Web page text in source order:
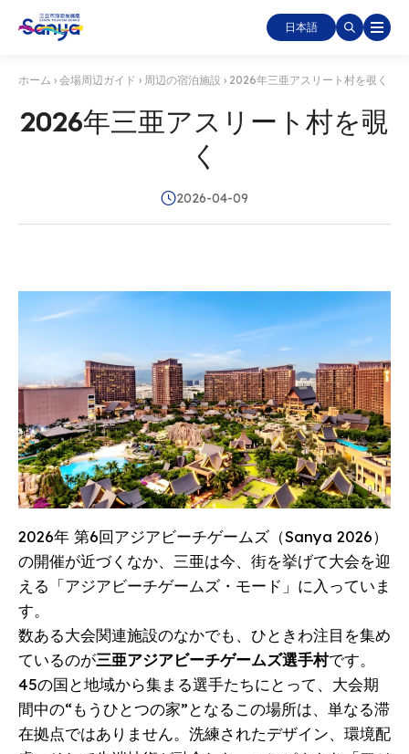
日本語
ホーム › 会場周辺ガイド › 周辺の宿泊施設 › 2026年三亜アスリート村を覗く
2026年三亜アスリート村を覗
く
2026-04-09
2026年 第6回アジアビーチゲームズ（Sanya 2026）
の開催が近づくなか、三亜は今、街を挙げて大会を迎
える「アジアビーチゲームズ・モード」に入っていま
す。
数ある大会関連施設のなかでも、ひときわ注目を集め
ているのが三亜アジアビーチゲームズ選手村です。
45の国と地域から集まる選手たちにとって、大会期
間中の“もうひとつの家”となるこの場所は、単なる滞
在拠点ではありません。洗練されたデザイン、環境配